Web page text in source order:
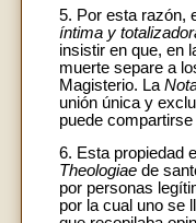
5. Por esta razón,
íntima y
insistir en que, en
muerte separe a
Magisterio. La
unión única y
puede
6. Esta propiedad
Theologiae de
por personas
por la cual uno se